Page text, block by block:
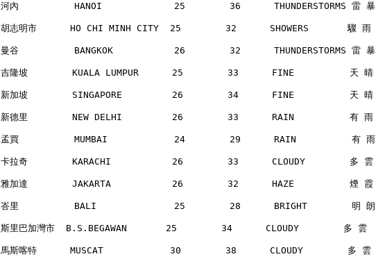
河內          HANOI             25        36      THUNDERSTORMS 雷 暴
胡志明市      HO CHI MINH CITY  25        32      SHOWERS       驟 雨
曼谷          BANGKOK           26        32      THUNDERSTORMS 雷 暴
吉隆坡        KUALA LUMPUR      25        33      FINE          天 晴
新加坡        SINGAPORE         26        34      FINE          天 晴
新德里        NEW DELHI         26        33      RAIN          有 雨
孟買          MUMBAI            24        29      RAIN          有 雨
卡拉奇        KARACHI           26        33      CLOUDY        多 雲
雅加達        JAKARTA           26        32      HAZE          煙 霞
峇里          BALI              25        28      BRIGHT        明 朗
斯里巴加灣市  B.S.BEGAWAN       25        34      CLOUDY        多 雲
馬斯喀特      MUSCAT            30        38      CLOUDY        多 雲